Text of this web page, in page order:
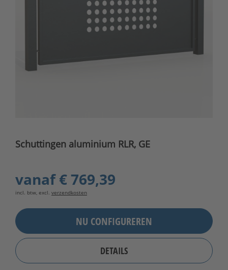
Schuttingen aluminium RLR, GE
vanaf€ 769,39
incl. btw, excl. verzendkosten
NU CONFIGUREREN
DETAILS